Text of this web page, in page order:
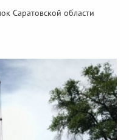
Саратовской области